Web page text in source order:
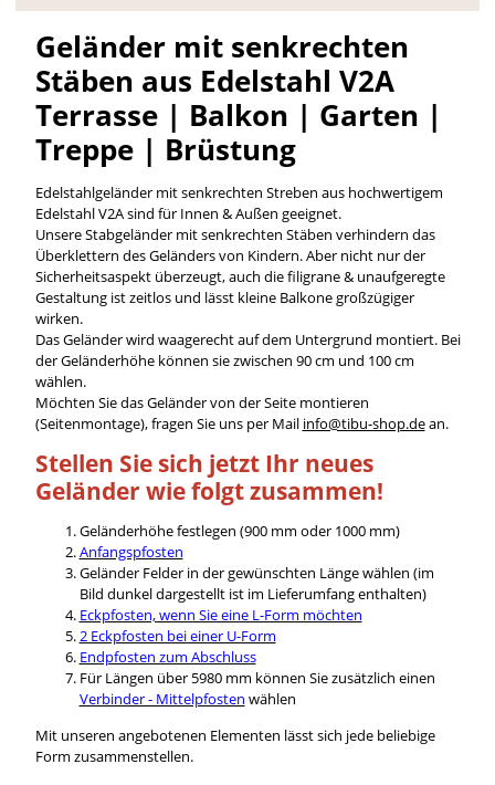
Geländer mit senkrechten
Stäben aus Edelstahl V2A
Terrasse | Balkon | Garten |
Treppe | Brüstung
Edelstahlgeländer mit senkrechten Streben aus hochwertigem
Edelstahl V2A sind für Innen & Außen geeignet.
Unsere Stabgeländer mit senkrechten Stäben verhindern das
Überklettern des Geländers von Kindern. Aber nicht nur der
Sicherheitsaspekt überzeugt, auch die filigrane & unaufgeregte
Gestaltung ist zeitlos und lässt kleine Balkone großzügiger
wirken.
Das Geländer wird waagerecht auf dem Untergrund montiert. Bei
der Geländerhöhe können sie zwischen 90 cm und 100 cm
wählen.
Möchten Sie das Geländer von der Seite montieren
(Seitenmontage), fragen Sie uns per Mail info@tibu-shop.dean.
Stellen Sie sich jetzt Ihr neues
Geländer wie folgt zusammen!
Geländerhöhe festlegen (900 mm oder 1000 mm)
Anfangspfosten
Geländer Felder in der gewünschten Länge wählen (im
Bild dunkel dargestellt ist im Lieferumfang enthalten)
Eckpfosten, wenn Sie eine L-Form möchten
2 Eckpfosten bei einer U-Form
Endpfosten zum Abschluss
Für Längen über 5980 mm können Sie zusätzlich einen
Verbinder - Mittelpfosten wählen
Mit unseren angebotenen Elementen lässt sich jede beliebige
Form zusammenstellen.